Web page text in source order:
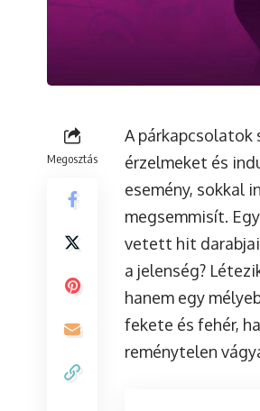
Megosztás
A párkapcsolatok
érzelmeket és
esemény, sokkal
megsemmisít.
vetett hit
a jelenség?
hanem egy
fekete és fehér,
reménytelen